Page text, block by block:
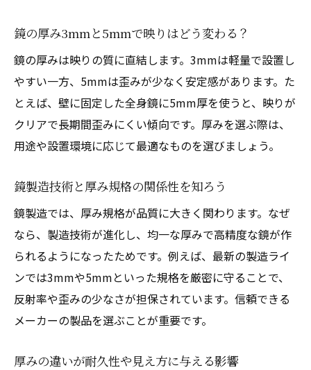
鏡の厚み3mmと5mmで映りはどう変わる？
鏡の厚みは映りの質に直結します。3mmは軽量で設置し
やすい一方、5mmは歪みが少なく安定感があります。た
とえば、壁に固定した全身鏡に5mm厚を使うと、映りが
クリアで長期間歪みにくい傾向です。厚みを選ぶ際は、
用途や設置環境に応じて最適なものを選びましょう。
鏡製造技術と厚み規格の関係性を知ろう
鏡製造では、厚み規格が品質に大きく関わります。なぜ
なら、製造技術が進化し、均一な厚みで高精度な鏡が作
られるようになったためです。例えば、最新の製造ライ
ンでは3mmや5mmといった規格を厳密に守ることで、
反射率や歪みの少なさが担保されています。信頼できる
メーカーの製品を選ぶことが重要です。
厚みの違いが耐久性や見え方に与える影響